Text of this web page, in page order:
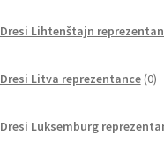
Dresi Lihtenštajn
Dresi Litva reprezentance 0
Dresi Luksemburg